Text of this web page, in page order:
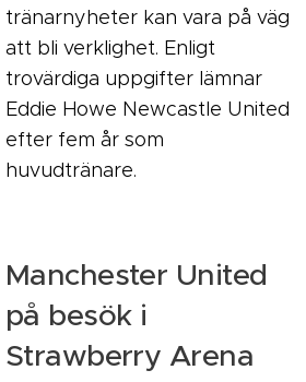
tränarnyheter kan vara på väg
att bli verklighet. Enligt
trovärdiga uppgifter lämnar
Eddie Howe Newcastle United
efter fem år som
huvudtränare.
Manchester United
på besök i
Strawberry Arena